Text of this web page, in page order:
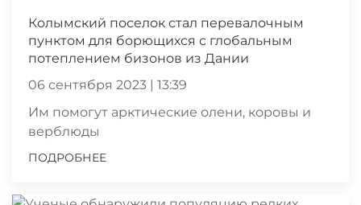
Колымский поселок стал перевалочным
пунктом для борющихся с глобальным
потеплением бизонов из Дании
06 сентября 2023 | 13:39
Им помогут арктические олени, коровы и
верблюды
ПОДРОБНЕЕ